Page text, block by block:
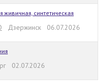
живичная, синтетическая
Дзержинск 06.07.2026
02.07.2026